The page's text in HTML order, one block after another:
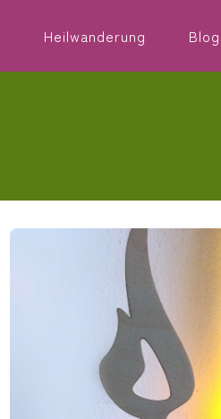
Heilwanderung Blog